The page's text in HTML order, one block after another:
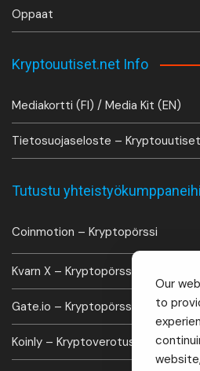
Oppaat
Kryptouutiset.net Info
Mediakortti (FI) / Media Kit (EN)
Tietosuojaseloste –
Tutustu
Coinmotion – Kryptopörssi
Kvarn X – Kryptopörssi
Gate.io – Kryptopörssi
Koinly – Kryptoverotus laskuri
Our
to